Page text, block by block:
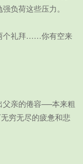
负荷这些压力。
个礼拜……你有空来
亲的倦容──本来粗
穷无尽的疲惫和悲